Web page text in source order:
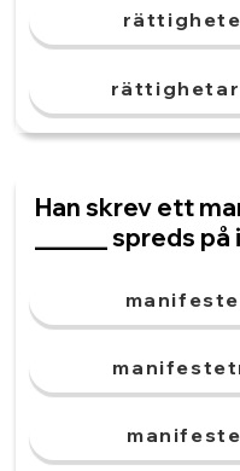
Han skrev ett
______ spreds